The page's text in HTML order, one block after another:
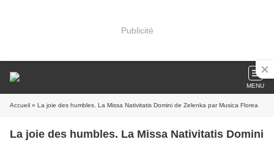
Publicité
MENU
Accueil » La joie des humbles. La Missa Nativitatis Domini de Zelenka par Musica Florea
La joie des humbles. La Missa Nativitatis Domini